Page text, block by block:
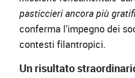
pasticcieri ancora più
conferma l’impegno dei
contesti filantropici.
Un risultato